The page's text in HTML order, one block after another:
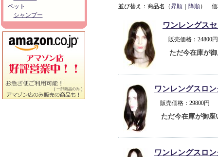
ペット
シャンプー
並び替え：商品名（昇順 降順） 価
ワンレングス
販売価格：
ただ今在庫が
ワンレングスロ
販売価格：29800
ただ今在庫が御座
ワンレングスロ